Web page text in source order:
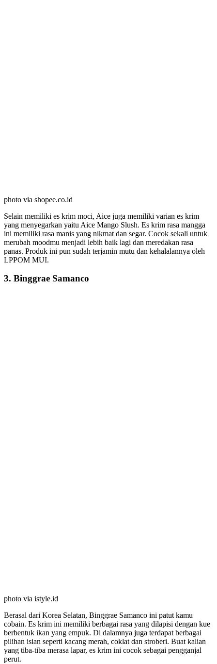
photo via shopee.co.id
Selain memiliki es krim moci, Aice juga memiliki varian es krim
yang menyegarkan yaitu Aice Mango Slush. Es krim rasa mangga
ini memiliki rasa manis yang nikmat dan segar. Cocok sekali untuk
merubah moodmu menjadi lebih baik lagi dan meredakan rasa
panas. Produk ini pun sudah terjamin mutu dan kehalalannya oleh
LPPOM MUI.
3. Binggrae Samanco
photo via istyle.id
Berasal dari Korea Selatan, Binggrae Samanco ini patut kamu
cobain. Es krim ini memiliki berbagai rasa yang dilapisi dengan kue
berbentuk ikan yang empuk. Di dalamnya juga terdapat berbagai
pilihan isian seperti kacang merah, coklat dan stroberi. Buat kalian
yang tiba-tiba merasa lapar, es krim ini cocok sebagai pengganjal
perut.